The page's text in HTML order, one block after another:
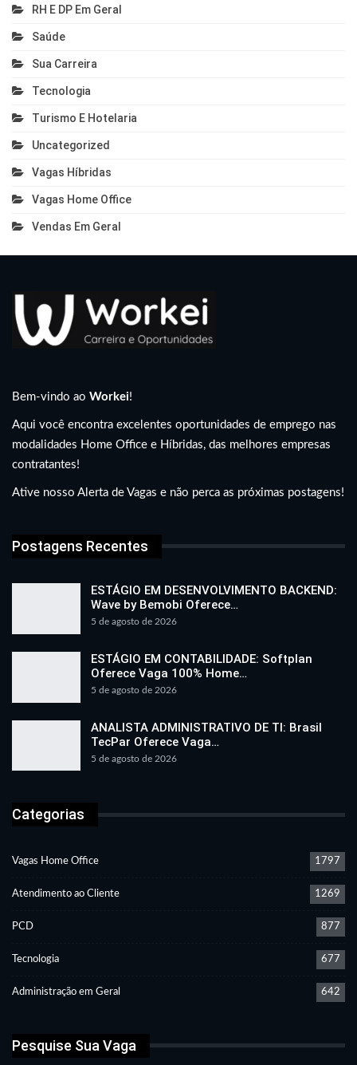
RH E DP Em Geral
Saúde
Sua Carreira
Tecnologia
Turismo E Hotelaria
Uncategorized
Vagas Híbridas
Vagas Home Office
Vendas Em Geral
Bem-vindo ao Workei!
Aqui você encontra excelentes oportunidades de emprego nas
modalidades Home Office e Híbridas, das melhores empresas
contratantes!
Ative nosso Alerta de Vagas e não perca as próximas postagens!
Postagens Recentes
ESTÁGIO EM DESENVOLVIMENTO BACKEND:
Wave by Bemobi Oferece…
5 de agosto de 2026
ESTÁGIO EM CONTABILIDADE: Softplan
Oferece Vaga 100% Home…
5 de agosto de 2026
ANALISTA ADMINISTRATIVO DE TI: Brasil
TecPar Oferece Vaga…
5 de agosto de 2026
Categorias
Vagas Home Office 1797
Atendimento ao Cliente 1269
PCD 877
Tecnologia 677
Administração em Geral 642
Pesquise Sua Vaga